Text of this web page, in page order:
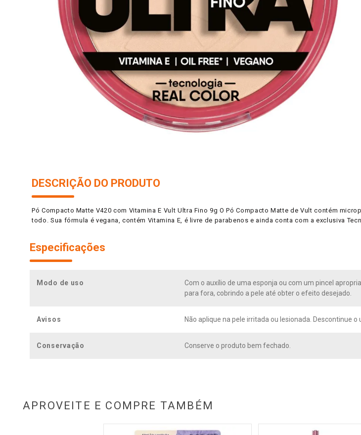
DESCRIÇÃO DO PRODUTO
Pó Compacto Matte V420 com Vitamina E Vult Ultra Fino 9g O Pó Compacto Matte de Vult contém
todo. Sua fórmula é vegana, contém Vitamina E, é livre de parabenos e ainda conta com a exclusiva
Especificações
Modo de uso
Com o auxílio de uma esponja ou com um pincel
para fora, cobrindo a pele até obter o efeito desejado.
Avisos Não aplique na pele irritada ou lesionada. Descontinue
Conservação Conserve o produto bem fechado.
APROVEITE E COMPRE TAMBÉM